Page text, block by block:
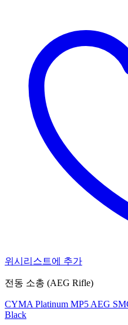
위시리스트에 추가
전동 소총 (AEG Rifle)
CYMA Platinum MP5 AEG
Black